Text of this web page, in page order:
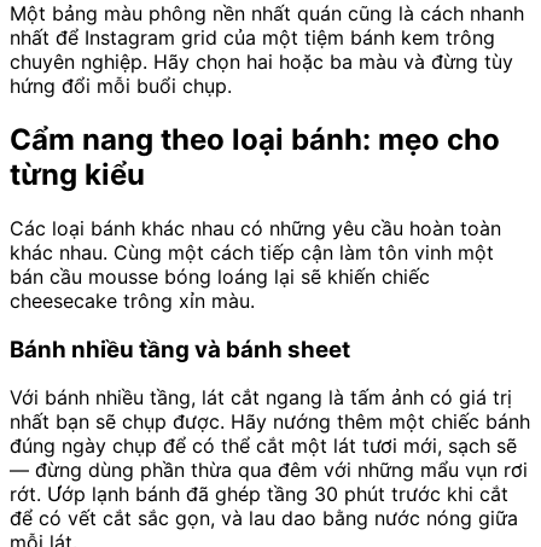
Một bảng màu phông nền nhất quán cũng là cách nhanh
nhất để Instagram grid của một tiệm bánh kem trông
chuyên nghiệp. Hãy chọn hai hoặc ba màu và đừng tùy
hứng đổi mỗi buổi chụp.
Cẩm nang theo loại bánh: mẹo cho
từng kiểu
Các loại bánh khác nhau có những yêu cầu hoàn toàn
khác nhau. Cùng một cách tiếp cận làm tôn vinh một
bán cầu mousse bóng loáng lại sẽ khiến chiếc
cheesecake trông xỉn màu.
Bánh nhiều tầng và bánh sheet
Với bánh nhiều tầng, lát cắt ngang là tấm ảnh có giá trị
nhất bạn sẽ chụp được. Hãy nướng thêm một chiếc bánh
đúng ngày chụp để có thể cắt một lát tươi mới, sạch sẽ
— đừng dùng phần thừa qua đêm với những mẩu vụn rơi
rớt. Ướp lạnh bánh đã ghép tầng 30 phút trước khi cắt
để có vết cắt sắc gọn, và lau dao bằng nước nóng giữa